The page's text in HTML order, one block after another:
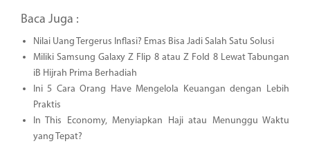
Baca Juga :
Nilai Uang Tergerus Inflasi? Emas Bisa Jadi Salah Satu Solusi
Miliki Samsung Galaxy Z Flip 8 atau Z Fold 8 Lewat Tabungan
iB Hijrah Prima Berhadiah
Ini 5 Cara Orang Have Mengelola Keuangan dengan Lebih
Praktis
In This Economy, Menyiapkan Haji atau Menunggu Waktu
yang Tepat?